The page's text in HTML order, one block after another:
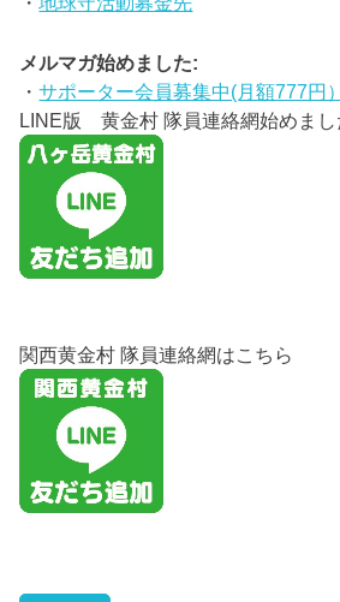
メルマガ始めました:
・サポーター会員募集中(月額777円）
LINE版 黄金村 隊員連絡網始めまし
関西黄金村 隊員連絡網はこちら